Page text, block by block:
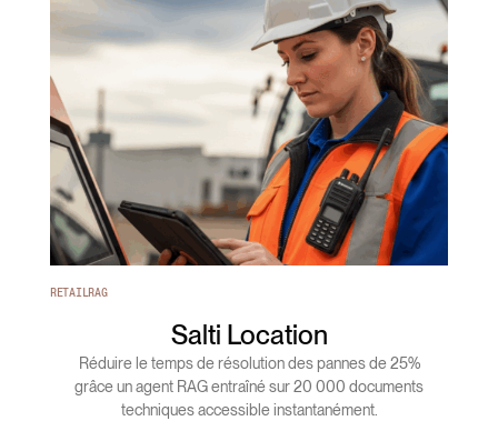
RETAILRAG
Salti Location
Réduire le temps de résolution des pannes de 25%
grâce un agent RAG entraîné sur 20 000 documents
techniques accessible instantanément.